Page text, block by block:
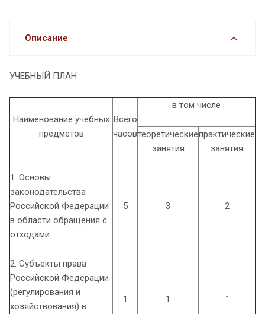
Описание
УЧЕБНЫЙ ПЛАН
Наименование учебных
предметов
Всего
часов
в том числе
теоретические
занятия
практические
занятия
1. Основы
законодательства
Российской Федерации
в области обращения с
отходами
5 3 2
2. Субъекты права
Российской Федерации
(регулирования и
хозяйствования) в
1 1 -